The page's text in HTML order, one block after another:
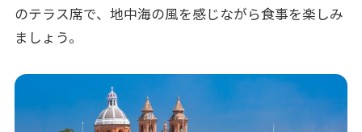
のテラス席で、地中海の風を感じながら食事を楽しみ
ましょう。